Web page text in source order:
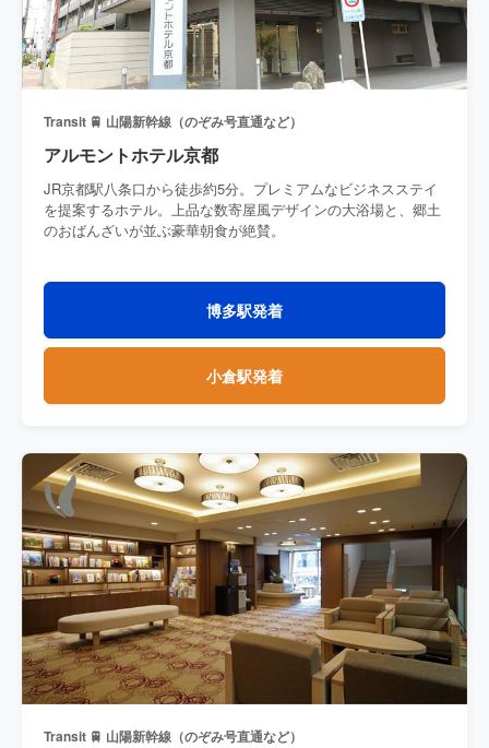
Transit 🚆 山陽新幹線（のぞみ号直通など）
アルモントホテル京都
JR京都駅八条口から徒歩約5分。プレミアムなビジネスステイ
を提案するホテル。上品な数寄屋風デザインの大浴場と、郷土
のおばんざいが並ぶ豪華朝食が絶賛。
博多駅発着
小倉駅発着
Transit 🚆 山陽新幹線（のぞみ号直通など）